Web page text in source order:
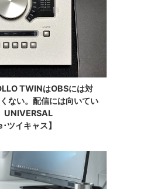
TWINはOBSには対
ない。配信には向いてい
UNIVERSAL
イキャス】